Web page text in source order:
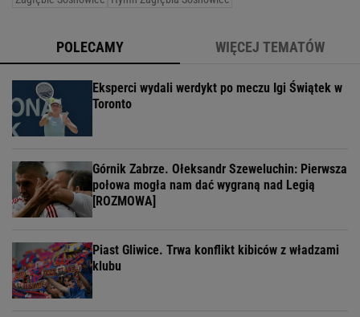
POLECAMY WIĘCEJ TEMATÓW
Eksperci wydali werdykt po meczu Igi Świątek w
Toronto
Górnik Zabrze. Ołeksandr Szeweluchin: Pierwsza
połowa mogła nam dać wygraną nad Legią
[ROZMOWA]
Piast Gliwice. Trwa konflikt kibiców z władzami
klubu